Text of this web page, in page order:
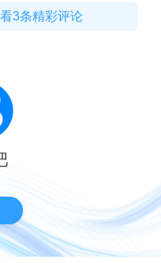
3条精彩评论